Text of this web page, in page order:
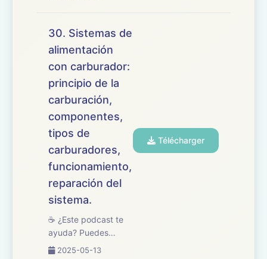
repasamos el tema
oposiciones de
Mantenimiento de
Vehículos, dedicado
a los sistemas d...
30. Sistemas de
alimentación
con carburador:
principio de la
carburación,
componentes,
tipos de
carburadores,
funcionamiento,
reparación del
sistema.
☕ ¿Este podcast te
ayuda? Puedes
apoyarlo en
2025-05-13
Télécharger